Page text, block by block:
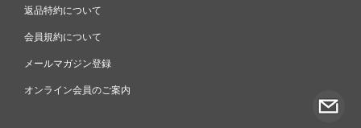
返品特約について
会員規約について
メールマガジン登録
オンライン会員のご案内